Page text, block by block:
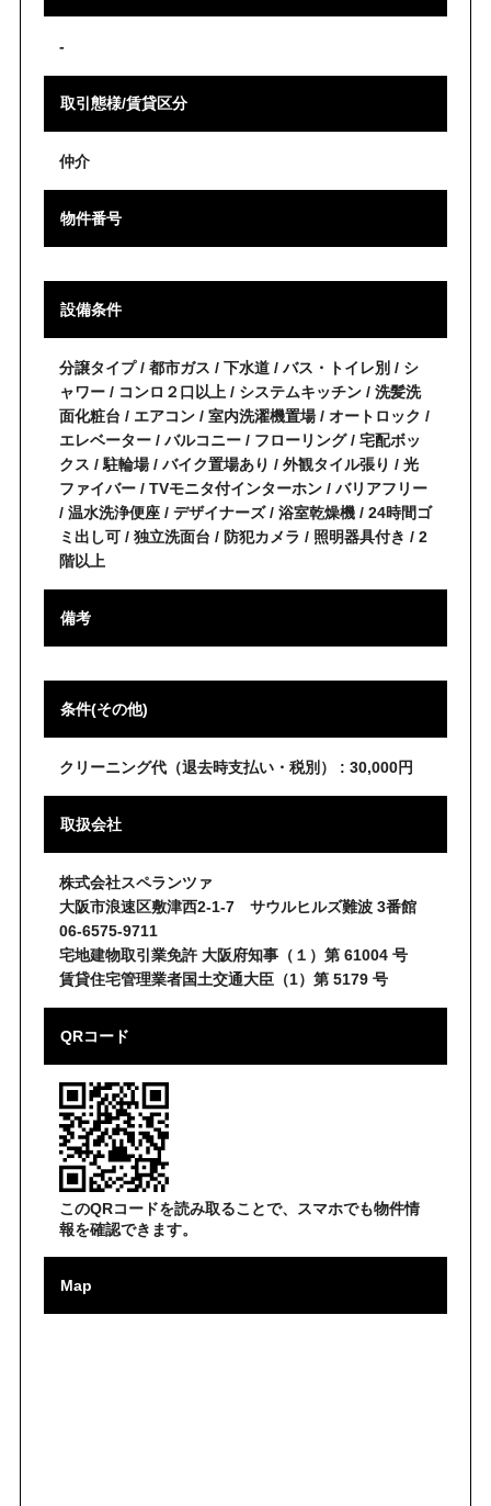
-
取引態様/賃貸区分
仲介
物件番号
設備条件
分譲タイプ / 都市ガス / 下水道 / バス・トイレ別 / シ
ャワー / コンロ２口以上 / システムキッチン / 洗髪洗
面化粧台 / エアコン / 室内洗濯機置場 / オートロック /
エレベーター / バルコニー / フローリング / 宅配ボッ
クス / 駐輪場 / バイク置場あり / 外観タイル張り / 光
ファイバー / TVモニタ付インターホン / バリアフリー
/ 温水洗浄便座 / デザイナーズ / 浴室乾燥機 / 24時間ゴ
ミ出し可 / 独立洗面台 / 防犯カメラ / 照明器具付き / 2
階以上
備考
条件(その他)
クリーニング代（退去時支払い・税別） : 30,000円
取扱会社
株式会社スペランツァ
大阪市浪速区敷津西2-1-7 サウルヒルズ難波 3番館
06-6575-9711
宅地建物取引業免許 大阪府知事（１）第 61004 号
賃貸住宅管理業者国土交通大臣（1）第 5179 号
QRコード
このQRコードを読み取ることで、スマホでも物件情
報を確認できます。
Map